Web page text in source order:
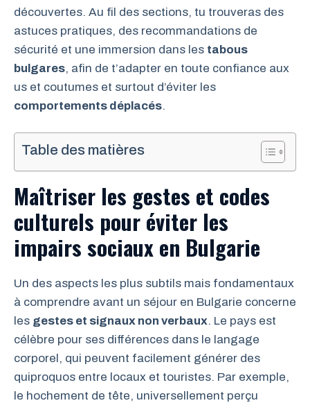
découvertes. Au fil des sections, tu trouveras des
astuces pratiques, des recommandations de
sécurité et une immersion dans les tabous
bulgares, afin de t’adapter en toute confiance aux
us et coutumes et surtout d’éviter les
comportements déplacés.
Table des matières
Maîtriser les gestes et codes
culturels pour éviter les
impairs sociaux en Bulgarie
Un des aspects les plus subtils mais fondamentaux
à comprendre avant un séjour en Bulgarie concerne
les gestes et signaux non verbaux. Le pays est
célèbre pour ses différences dans le langage
corporel, qui peuvent facilement générer des
quiproquos entre locaux et touristes. Par exemple,
le hochement de tête, universellement perçu